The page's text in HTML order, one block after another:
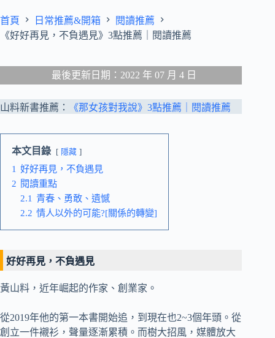
首頁 日常推薦&開箱
閱讀推薦
《好好再見，不負遇見》3點推薦｜閱讀推薦
最後更新日期：2022 年 07 月 4 日
山料新書推薦： 《那女孩對我說》3點推薦｜閱讀推薦
本文目錄 隱藏
1 好好再見，不負遇見
2 閱讀重點
2.1 青春、勇敢、遺憾
2.2 情人以外的可能?[關係的轉變]
好好再見，不負遇見
黃山料，近年崛起的作家、創業家。
從2019年他的第一本書開始追，到現在也2~3個年頭。從
創立一件襯衫，聲量逐漸累積。而樹大招風，媒體放大